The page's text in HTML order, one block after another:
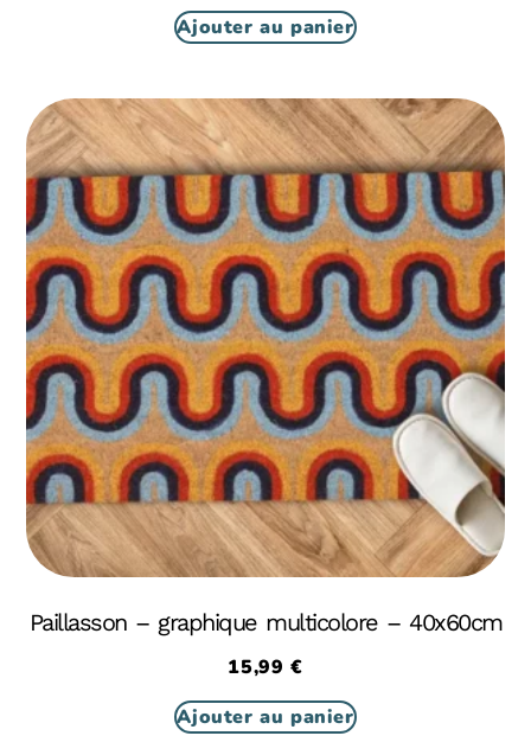
Ajouter au panier
Paillasson – graphique multicolore – 40x60cm
15,99 €
Ajouter au panier